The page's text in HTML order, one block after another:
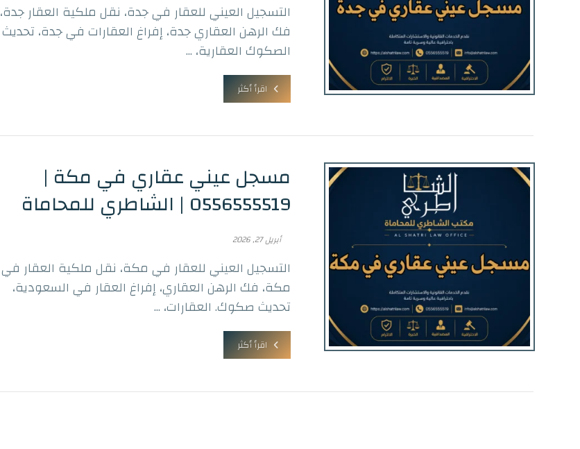
التسجيل العيني للعقار في جدة، نقل ملكية العقار جدة،
فك الرهن العقاري جدة، إفراغ العقارات في جدة، تحديث
الصكوك العقارية، ...
اقرأ أكثر
مسجل عيني عقاري في مكة |
0556555519 | الشاطري للمحاماة
أبريل 27, 2026
التسجيل العيني للعقار في مكة، نقل ملكية العقار في
مكة، فك الرهن العقاري، إفراغ العقار في السعودية،
تحديث صكوك. العقارات، ...
اقرأ أكثر